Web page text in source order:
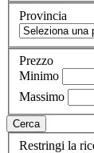
Provincia
Prezzo
Minimo
Massimo
Cerca
Restringi la